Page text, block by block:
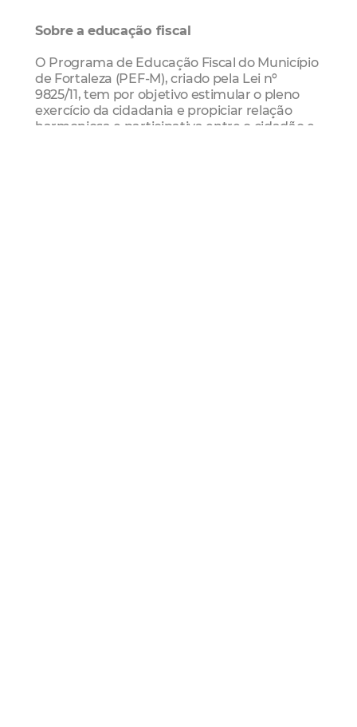
Sobre a educação fiscal
O Programa de Educação Fiscal do Município
de Fortaleza (PEF-M), criado pela Lei nº
9825/11, tem por objetivo estimular o pleno
exercício da cidadania e propiciar relação
harmoniosa e participativa entre o cidadão e